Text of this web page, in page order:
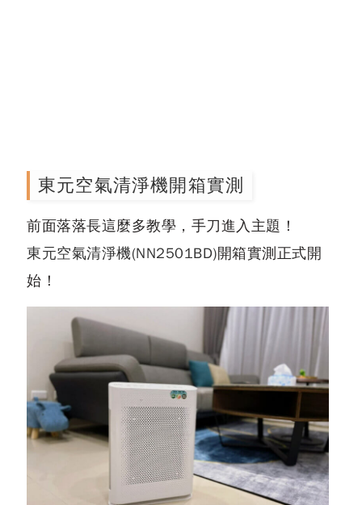
東元空氣清淨機開箱實測
前面落落長這麼多教學，手刀進入主題！
東元空氣清淨機(NN2501BD)開箱實測正式開
始！